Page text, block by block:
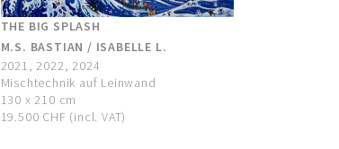
THE BIG SPLASH
M.S. BASTIAN / ISABELLE L.
2021, 2022, 2024
Mischtechnik auf Leinwand
130 x 210 cm
19.500 CHF (incl. VAT)